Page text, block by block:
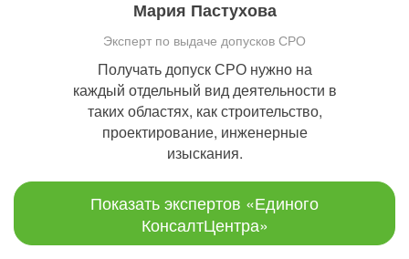
Мария Пастухова
Эксперт по выдаче допусков СРО
Получать допуск СРО нужно на
каждый отдельный вид деятельности в
таких областях, как строительство,
проектирование, инженерные
изыскания.
Показать экспертов «Единого
КонсалтЦентра»